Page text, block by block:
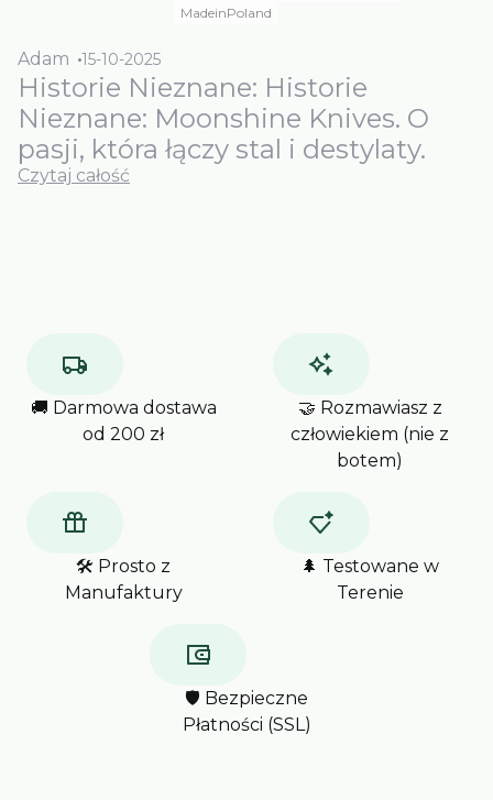
MadeinPoland
Adam 15-10-2025
Historie Nieznane: Historie
Nieznane: Moonshine Knives. O
pasji, która łączy stal i destylaty.
Czytaj całość
🚚 Darmowa dostawa
od 200 zł
🤝 Rozmawiasz z
człowiekiem (nie z
botem)
🛠️ Prosto z
Manufaktury
🌲 Testowane w
Terenie
🛡️ Bezpieczne
Płatności (SSL)